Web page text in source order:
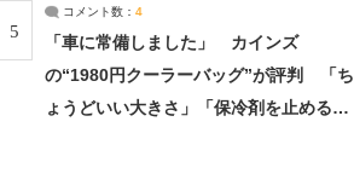
5
コメント数： 4
「車に常備しました」 カインズ
の“1980円クーラーバッグ”が評判 「ち
ょうどいい大きさ」「保冷剤を止めるベ